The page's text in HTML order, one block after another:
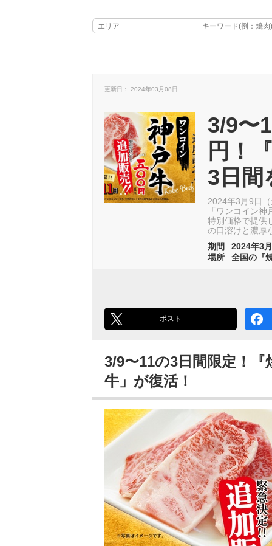
更新日： 2024年03月08日
3/9〜
円！
3日間
2024年3月9日
「ワンコイン
特別価格で提供
の口溶けと濃厚
期間
2024年3
場所
全国の『
ポスト
3/9〜11の3日間限定！
牛」が復活！